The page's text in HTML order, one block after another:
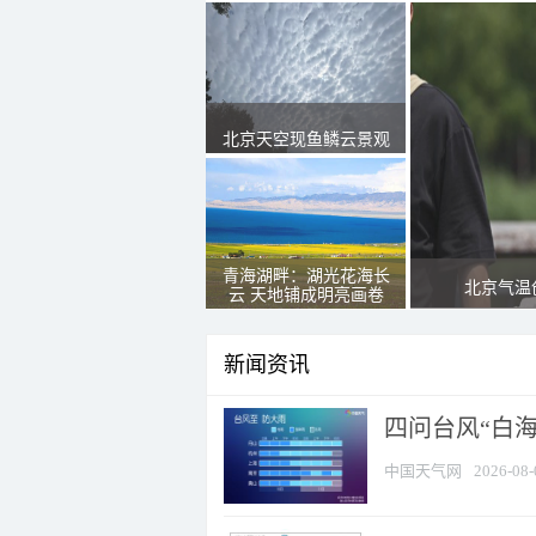
北京天空现鱼鳞云景观
青海湖畔：湖光花海长
云 天地铺成明亮画卷
北京气温
新闻资讯
四问台风“白
中国天气网 2026-